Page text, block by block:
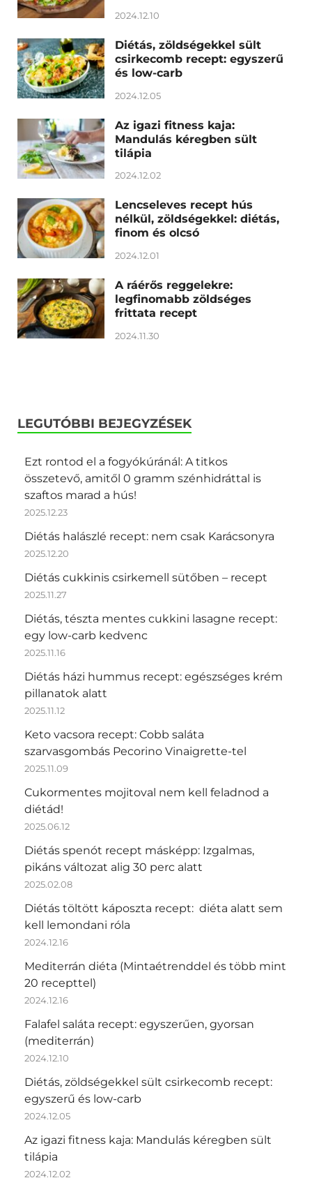
2024.12.10
Diétás, zöldségekkel sült
csirkecomb recept: egyszerű
és low-carb
2024.12.05
Az igazi fitness kaja:
Mandulás kéregben sült
tilápia
2024.12.02
Lencseleves recept hús
nélkül, zöldségekkel: diétás,
finom és olcsó
2024.12.01
A ráérős reggelekre:
legfinomabb zöldséges
frittata recept
2024.11.30
LEGUTÓBBI BEJEGYZÉSEK
Ezt rontod el a fogyókúránál: A titkos
összetevő, amitől 0 gramm szénhidráttal is
szaftos marad a hús!
2025.12.23
Diétás halászlé recept: nem csak Karácsonyra
2025.12.20
Diétás cukkinis csirkemell sütőben – recept
2025.11.27
Diétás, tészta mentes cukkini lasagne recept:
egy low-carb kedvenc
2025.11.16
Diétás házi hummus recept: egészséges krém
pillanatok alatt
2025.11.12
Keto vacsora recept: Cobb saláta
szarvasgombás Pecorino Vinaigrette-tel
2025.11.09
Cukormentes mojitoval nem kell feladnod a
diétád!
2025.06.12
Diétás spenót recept másképp: Izgalmas,
pikáns változat alig 30 perc alatt
2025.02.08
Diétás töltött káposzta recept: diéta alatt sem
kell lemondani róla
2024.12.16
Mediterrán diéta (Mintaétrenddel és több mint
20 recepttel)
2024.12.16
Falafel saláta recept: egyszerűen, gyorsan
(mediterrán)
2024.12.10
Diétás, zöldségekkel sült csirkecomb recept:
egyszerű és low-carb
2024.12.05
Az igazi fitness kaja: Mandulás kéregben sült
tilápia
2024.12.02